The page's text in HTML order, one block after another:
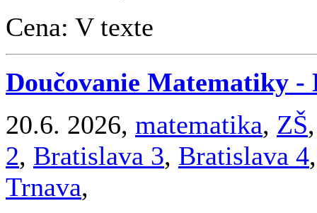
Cena: V texte
Doučovanie Matematiky -
20.6. 2026, matematika, ZŠ
2, Bratislava 3, Bratislava 4
Trnava,